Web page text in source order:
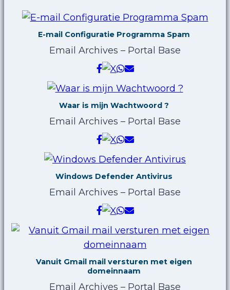
E-mail Configuratie Programma Spam
Email Archives – Portal Base
Waar is mijn Wachtwoord ?
Email Archives – Portal Base
Windows Defender Antivirus
Email Archives – Portal Base
Vanuit Gmail mail versturen met eigen
domeinnaam
Email Archives – Portal Base